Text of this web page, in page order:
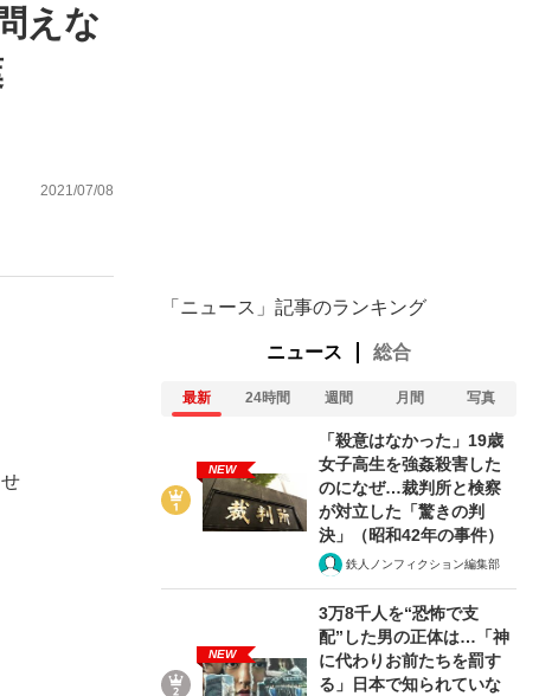
えな
2021/07/08
「ニュース」記事のランキング
ニュース 総合
最新 24時間 週間 月間 写真
NEW
「殺意はなかった」19歳
女子高生を強姦殺害した
のになぜ…裁判所と検察
が対立した「驚きの判
決」（昭和42年の事件）
鉄人ノンフィクション編集部
NEW
3万8千人を“恐怖で支
配”した男の正体は…「神
に代わりお前たちを罰す
る」日本で知られていな